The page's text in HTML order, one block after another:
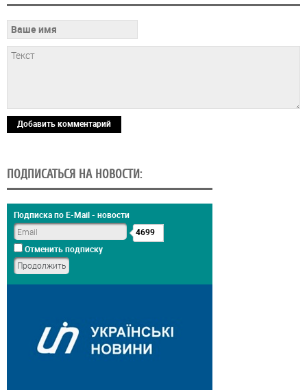
Добавить комментарий
ПОДПИСАТЬСЯ НА НОВОСТИ:
Подписка по E-Mail - новости
4699
Отменить подписку